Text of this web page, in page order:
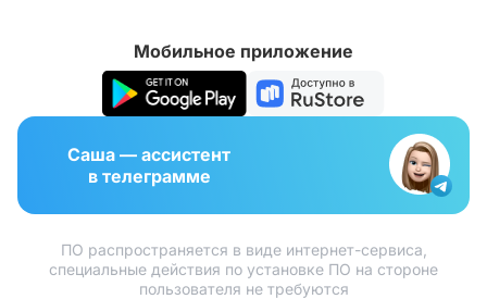
Мобильное приложение
Саша — ассистент
в телеграмме
ПО распространяется в виде интернет-сервиса,
специальные действия по установке ПО на стороне
пользователя не требуются